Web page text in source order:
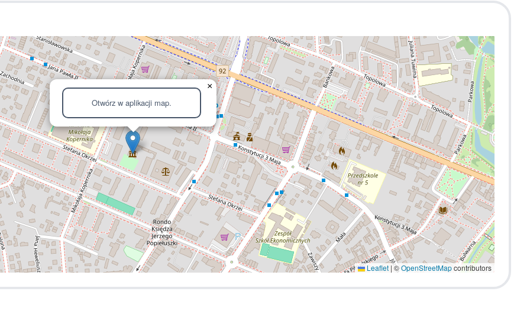
Otwórz w aplikacji map.
×
Leaflet |©OpenStreetMapcontributors